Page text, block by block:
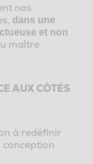
nos
dans une
et non
maître
AUX CÔTÉS
à redéfinir
conception